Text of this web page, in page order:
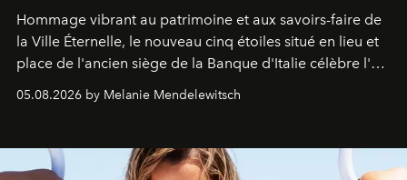
Hommage vibrant au patrimoine et aux savoirs-faire de
la Ville Éternelle, le nouveau cinq étoiles situé en lieu et
place de l'ancien siège de la Banque d'Italie célèbre l'art
05.08.2026 by Melanie Mendelewitsch